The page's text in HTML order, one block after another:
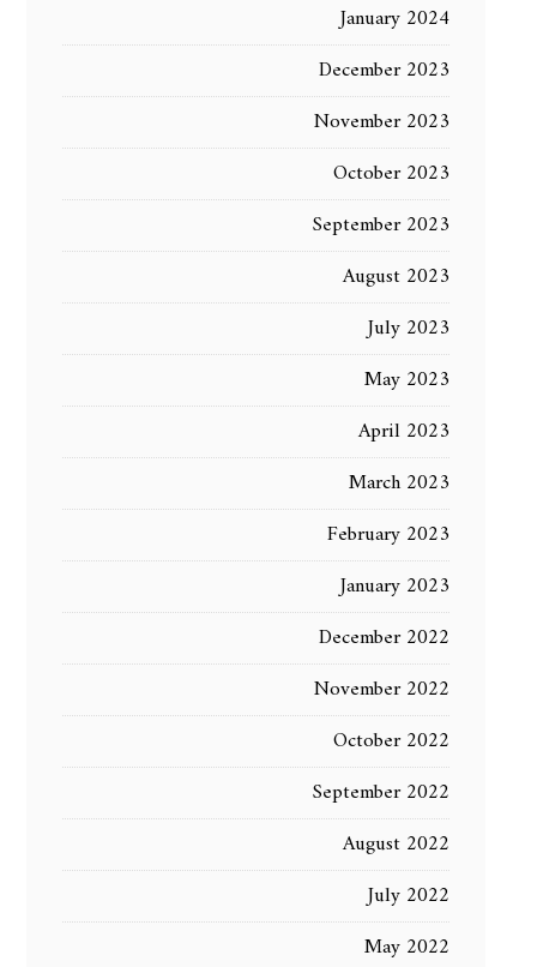
January 2024
December 2023
November 2023
October 2023
September 2023
August 2023
July 2023
May 2023
April 2023
March 2023
February 2023
January 2023
December 2022
November 2022
October 2022
September 2022
August 2022
July 2022
May 2022